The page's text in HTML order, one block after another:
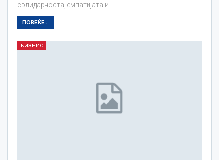
солидарноста, емпатијата и…
ПОВЕЌЕ...
БИЗНИС